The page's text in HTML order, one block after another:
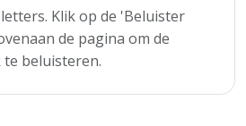
Klik op de 'Beluister
de pagina om de
beluisteren.